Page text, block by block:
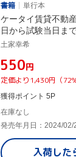
書籍
単行本
ケータイ賃貸不動
日から試験当日ま
土家幸希
¥550円
定価より1,430円（
獲得ポイント 5P
在庫なし
発売年月日：2024/02/
入荷した